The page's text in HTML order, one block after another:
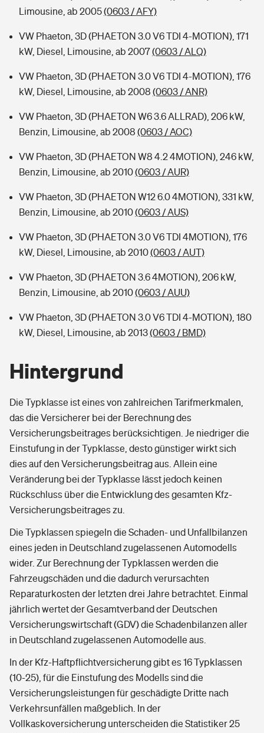
Limousine, ab 2005(0603 / AFY)
VW Phaeton, 3D (PHAETON 3.0 V6 TDI 4-MOTION), 171
kW, Diesel, Limousine, ab 2007(0603 / ALQ)
VW Phaeton, 3D (PHAETON 3.0 V6 TDI 4-MOTION), 176
kW, Diesel, Limousine, ab 2008 (0603 / ANR)
VW Phaeton, 3D (PHAETON W6 3.6 ALLRAD), 206 kW,
Benzin, Limousine, ab 2008 (0603 / AOC)
VW Phaeton, 3D (PHAETON W8 4.2 4MOTION), 246 kW,
Benzin, Limousine, ab 2010(0603 / AUR)
VW Phaeton, 3D (PHAETON W12 6.0 4MOTION), 331 kW,
Benzin, Limousine, ab 2010(0603 / AUS)
VW Phaeton, 3D (PHAETON 3.0 V6 TDI 4MOTION), 176
kW, Diesel, Limousine, ab 2010(0603 / AUT)
VW Phaeton, 3D (PHAETON 3.6 4MOTION), 206 kW,
Benzin, Limousine, ab 2010(0603 / AUU)
VW Phaeton, 3D (PHAETON 3.0 V6 TDI 4-MOTION), 180
kW, Diesel, Limousine, ab 2013(0603 / BMD)
Hintergrund
Die Typklasse ist eines von zahlreichen Tarifmerkmalen,
das die Versicherer bei der Berechnung des
Versicherungsbeitrages berücksichtigen. Je niedriger die
Einstufung in der Typklasse, desto günstiger wirkt sich
dies auf den Versicherungsbeitrag aus. Allein eine
Veränderung bei der Typklasse lässt jedoch keinen
Rückschluss über die Entwicklung des gesamten Kfz-
Versicherungsbeitrages zu.
Die Typklassen spiegeln die Schaden- und Unfallbilanzen
eines jeden in Deutschland zugelassenen Automodells
wider. Zur Berechnung der Typklassen werden die
Fahrzeugschäden und die dadurch verursachten
Reparaturkosten der letzten drei Jahre betrachtet. Einmal
jährlich wertet der Gesamtverband der Deutschen
Versicherungswirtschaft (GDV) die Schadenbilanzen aller
in Deutschland zugelassenen Automodelle aus.
In der Kfz-Haftpflichtversicherung gibt es 16 Typklassen
(10-25), für die Einstufung des Modells sind die
Versicherungsleistungen für geschädigte Dritte nach
Verkehrsunfällen maßgeblich. In der
Vollkaskoversicherung unterscheiden die Statistiker 25